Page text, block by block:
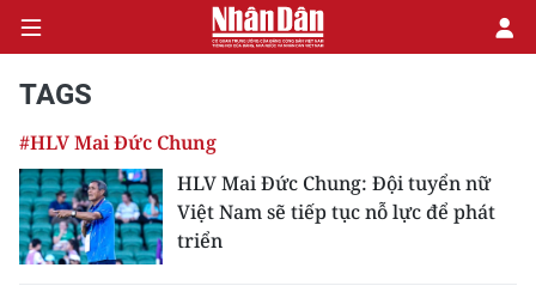
CHÍNH TRỊ
KINH TẾ
TAGS
#HLV Mai Đức Chung
HLV Mai Đức Chung: Đội tuyển nữ
Việt Nam sẽ tiếp tục nỗ lực để phát
triển